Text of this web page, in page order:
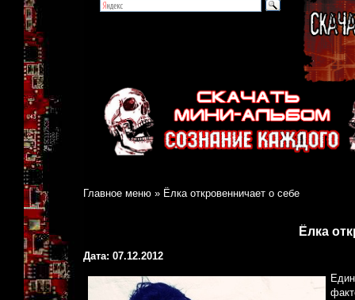
Главное меню » Ёлка откровенничает о себе
Ёлка
Дата: 07.12.2012